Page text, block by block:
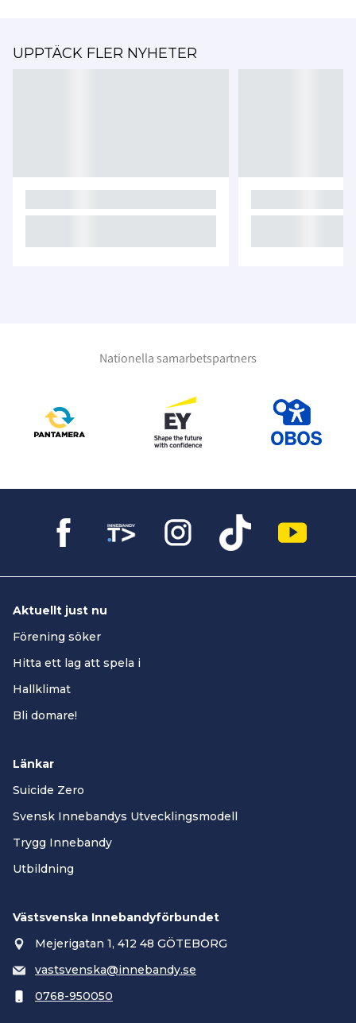
UPPTÄCK FLER NYHETER
Nationella samarbetspartners
Aktuellt just nu
Förening söker
Hitta ett lag att spela i
Hallklimat
Bli domare!
Länkar
Suicide Zero
Svensk Innebandys Utvecklingsmodell
Trygg Innebandy
Utbildning
Västsvenska Innebandyförbundet
Mejerigatan 1, 412 48 GÖTEBORG
vastsvenska@innebandy.se
0768-950050